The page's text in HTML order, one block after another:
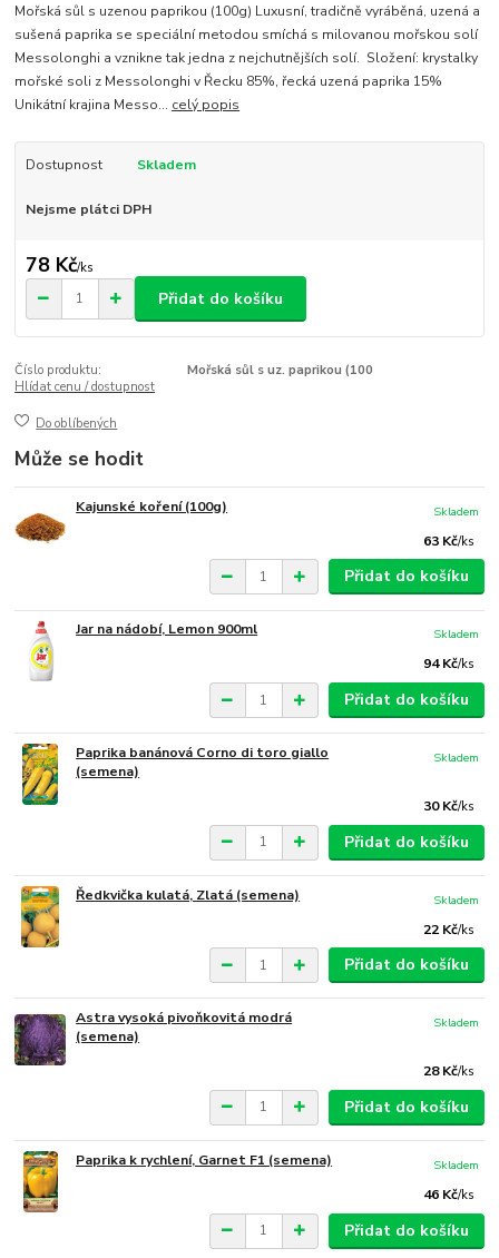
Mořská sůl s uzenou paprikou (100g) Luxusní, tradičně vyráběná, uzená a
sušená paprika se speciální metodou smíchá s milovanou mořskou solí
Messolonghi a vznikne tak jedna z nejchutnějších solí. Složení: krystalky
mořské soli z Messolonghi v Řecku 85%, řecká uzená paprika 15%
Unikátní krajina Messo... celý popis
Dostupnost Skladem
Nejsme plátci DPH
78 Kč/ks
Přidat do košíku
Číslo produktu:
Mořská sůl s uz. paprikou (100
Hlídat cenu / dostupnost
Do oblíbených
Může se hodit
Kajunské koření (100g)
63 Kč/ks
Skladem
Přidat do košíku
Jar na nádobí, Lemon 900ml
94 Kč/ks
Skladem
Přidat do košíku
Paprika banánová Corno di toro giallo
(semena)
30 Kč/ks
Skladem
Přidat do košíku
Ředkvička kulatá, Zlatá (semena)
22 Kč/ks
Skladem
Přidat do košíku
Astra vysoká pivoňkovitá modrá
(semena)
28 Kč/ks
Skladem
Přidat do košíku
Paprika k rychlení, Garnet F1 (semena)
46 Kč/ks
Skladem
Přidat do košíku